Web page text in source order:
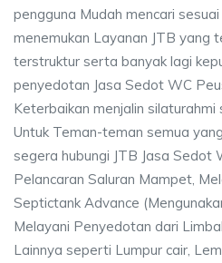
pengguna Mudah mencari
menemukan Layanan JTB yang
terstruktur serta banyak lagi
penyedotan Jasa Sedot WC
Keterbaikan menjalin silaturahmi
Untuk Teman-teman semua
segera hubungi JTB Jasa Sedot
Pelancaran Saluran Mampet,
Septictank Advance
Melayani Penyedotan dari
Lainnya seperti Lumpur cair,